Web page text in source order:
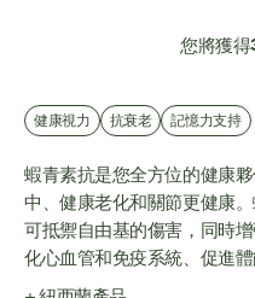
健康視力 抗衰老 記憶力支持
蝦青素抗是您全方位的健康
中、健康老化和關節更健康
可抵禦自由基的傷害，同時
化心血管和免疫系統、促進
您將獲得